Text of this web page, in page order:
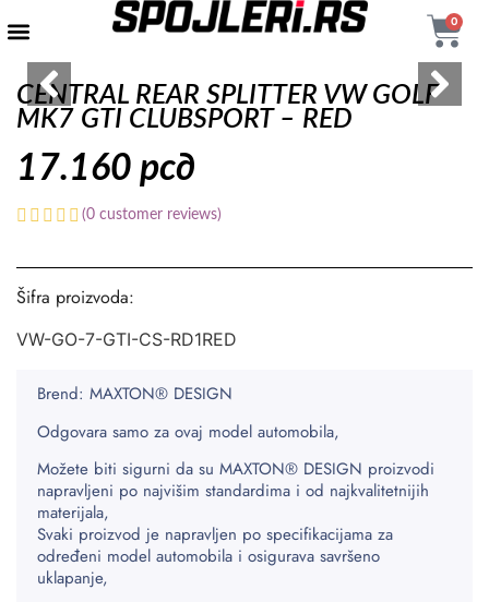
0
CENTRAL REAR SPLITTER VW GOLF
MK7 GTI CLUBSPORT – RED
17.160 рсд
(0 customer reviews)
Šifra proizvoda:
VW-GO-7-GTI-CS-RD1RED
Brend: MAXTON® DESIGN
Odgovara samo za ovaj model automobila,
Možete biti sigurni da su MAXTON® DESIGN proizvodi
napravljeni po najvišim standardima i od najkvalitetnijih
materijala,
Svaki proizvod je napravljen po specifikacijama za
određeni model automobila i osigurava savršeno
uklapanje,